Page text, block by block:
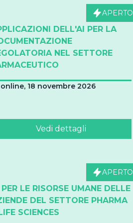
APERTO
DELL'AI PER LA
NEL SETTORE
online, 18 novembre 2026
Vedi dettagli
APERTO
LE RISORSE UMANE DELLE
DEL SETTORE PHARMA
SCIENCES